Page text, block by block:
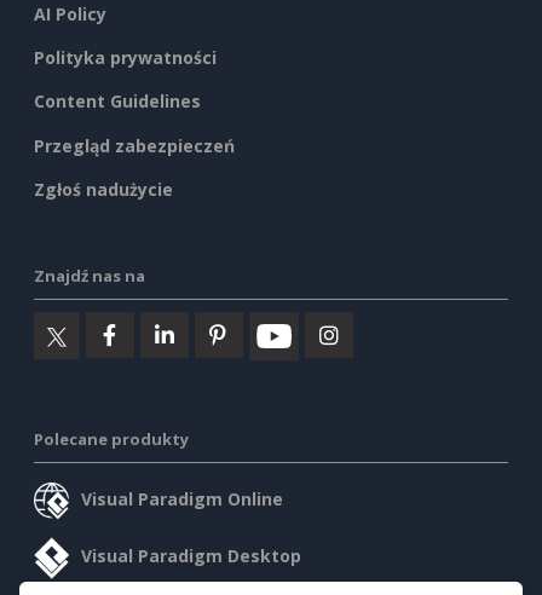
AI Policy
Polityka prywatności
Content Guidelines
Przegląd zabezpieczeń
Zgłoś nadużycie
Znajdź nas na
Polecane produkty
Visual Paradigm Online
Visual Paradigm Desktop